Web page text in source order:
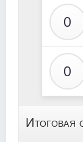
Итоговая